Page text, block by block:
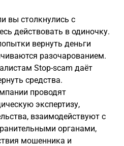
вы столкнулись с
действовать в одиночку.
вернуть деньги
разочарованием.
Stop-scam даёт
средства.
проводят
экспертизу,
взаимодействуют с
органами,
мошенника и